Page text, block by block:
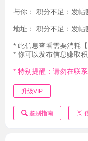
与你： 积分不足：发帖
地址： 积分不足：发帖
* 此信息查看需要消耗
* 你可以发布信息赚取
* 特别提醒：请勿在联
升级VIP
鉴别指南